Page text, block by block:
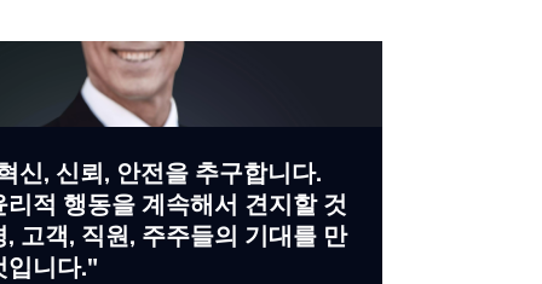
신, 신뢰, 안전을 추구합니다.
리적 행동을 계속해서 견지할 것
고객, 직원, 주주들의 기대를 만
입니다."